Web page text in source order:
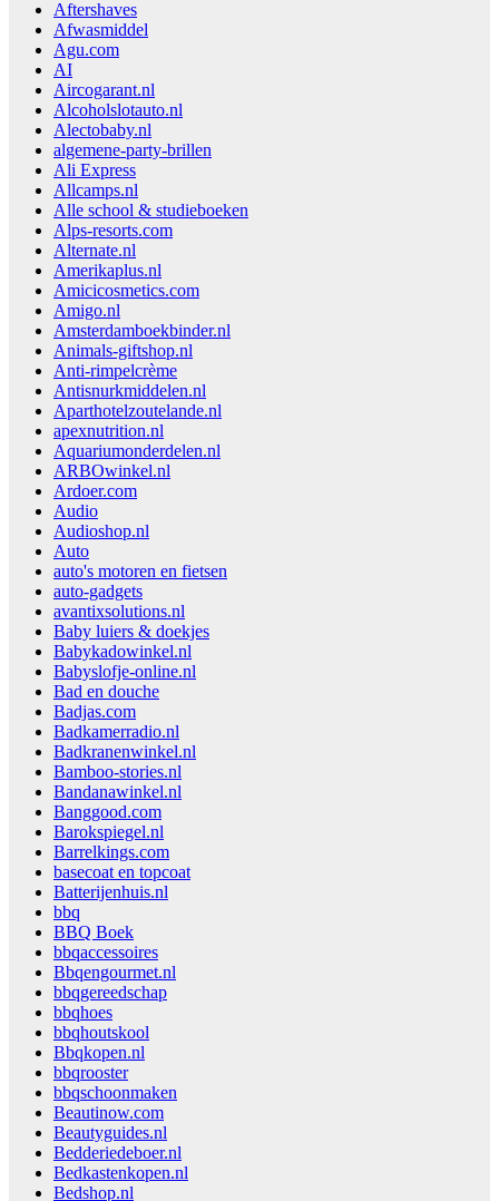
Aftershaves
Afwasmiddel
Agu.com
AI
Aircogarant.nl
Alcoholslotauto.nl
Alectobaby.nl
algemene-party-brillen
Ali Express
Allcamps.nl
Alle school & studieboeken
Alps-resorts.com
Alternate.nl
Amerikaplus.nl
Amicicosmetics.com
Amigo.nl
Amsterdamboekbinder.nl
Animals-giftshop.nl
Anti-rimpelcrème
Antisnurkmiddelen.nl
Aparthotelzoutelande.nl
apexnutrition.nl
Aquariumonderdelen.nl
ARBOwinkel.nl
Ardoer.com
Audio
Audioshop.nl
Auto
auto's motoren en fietsen
auto-gadgets
avantixsolutions.nl
Baby luiers & doekjes
Babykadowinkel.nl
Babyslofje-online.nl
Bad en douche
Badjas.com
Badkamerradio.nl
Badkranenwinkel.nl
Bamboo-stories.nl
Bandanawinkel.nl
Banggood.com
Barokspiegel.nl
Barrelkings.com
basecoat en topcoat
Batterijenhuis.nl
bbq
BBQ Boek
bbqaccessoires
Bbqengourmet.nl
bbqgereedschap
bbqhoes
bbqhoutskool
Bbqkopen.nl
bbqrooster
bbqschoonmaken
Beautinow.com
Beautyguides.nl
Bedderiedeboer.nl
Bedkastenkopen.nl
Bedshop.nl